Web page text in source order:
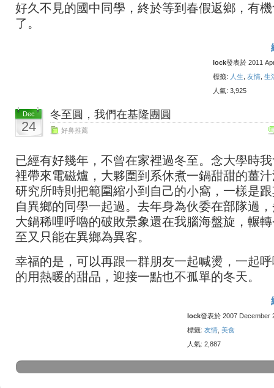
好久不見的國中同學，終於等到春假返鄉，有
了。
lock發表於 2011
標籤: 人生 友情 生
人氣: 3,925
Dec
24
冬至圓，我們在基隆團圓
好鼻推薦
已經有好幾年，不曾在家裡過冬至。念大學時
裡帶來電磁爐，大夥圍到系休煮一鍋甜甜的薑
研究所時則把範圍縮小到自己的小窩，一樣是
自異鄉的同學一起過。去年身為伙委在部隊過
大鍋稀哩呼嚕的破敗景象還在我腦海盤旋，輾
至又只能在異鄉為異客。
幸福的是，可以再跟一群朋友一起喊燙，一起
的用熱暖的甜品，迎接一點也不孤單的冬天。
lock發表於 2007 December
標籤: 友情 美食
人氣: 2,887